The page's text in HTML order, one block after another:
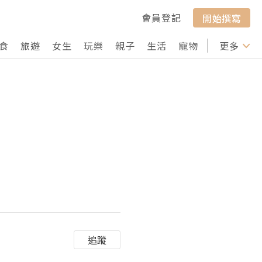
會員登記
開始撰寫
旅遊 女生 玩樂 親子 生活 寵物 行山 打卡
更多
追蹤